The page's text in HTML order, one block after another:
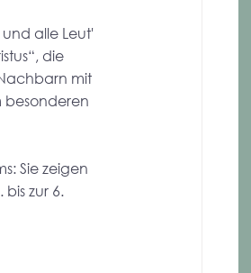
alle Leut'
die
mit
besonderen
Sie zeigen
zur 6.